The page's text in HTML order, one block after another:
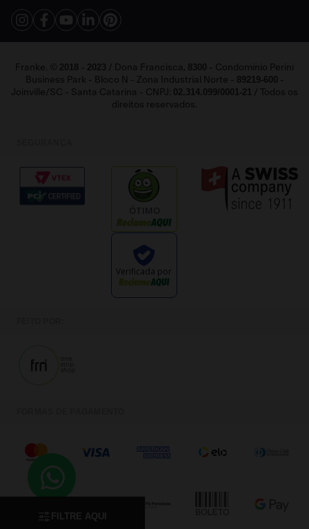
Fale Conosco
Franke. © 2018 - 2023 / Dona Francisca, 8300 - Condominio Perini
Business Park - Bloco N - Zona Industrial Norte - 89219-600 -
Joinville/SC - Santa Catarina - CNPJ: 02.314.099/0001-21 / Todos os
direitos reservados.
Verificada por